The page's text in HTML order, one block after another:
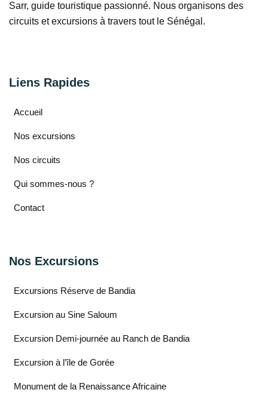
Sarr, guide touristique passionné. Nous organisons des
circuits et excursions à travers tout le Sénégal.
Liens Rapides
Accueil
Nos excursions
Nos circuits
Qui sommes-nous ?
Contact
Nos Excursions
Excursions Réserve de Bandia
Excursion au Sine Saloum
Excursion Demi-journée au Ranch de Bandia
Excursion à l’île de Gorée
Monument de la Renaissance Africaine